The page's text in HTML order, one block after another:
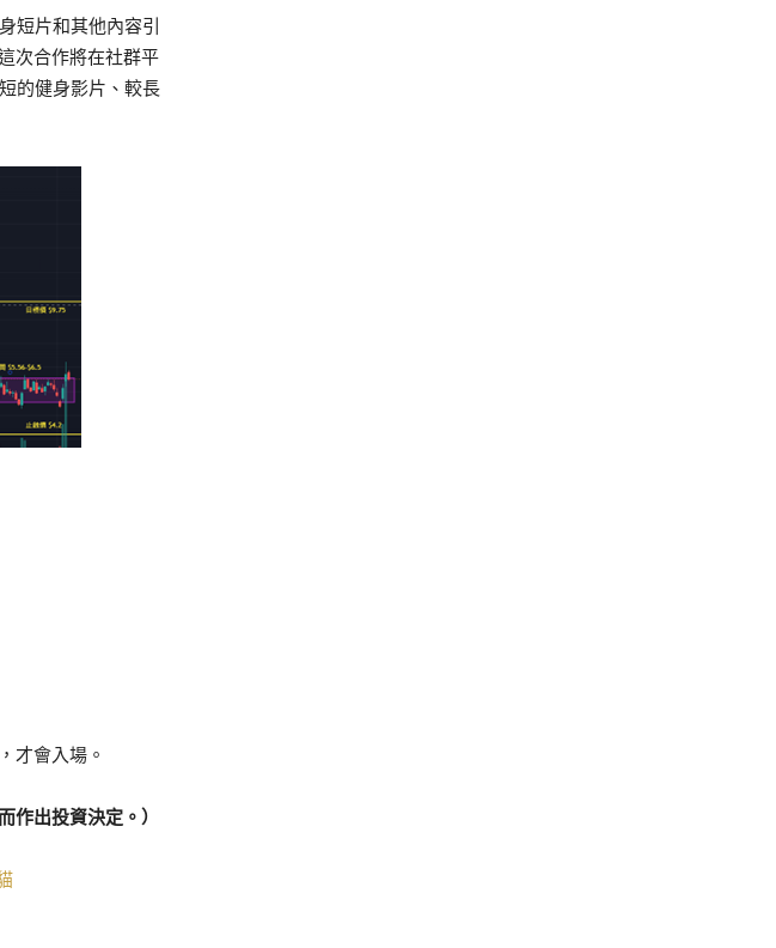
短片和其他內容引
次合作將在社群平
的健身影片、較長
才會入場。
作出投資決定。）